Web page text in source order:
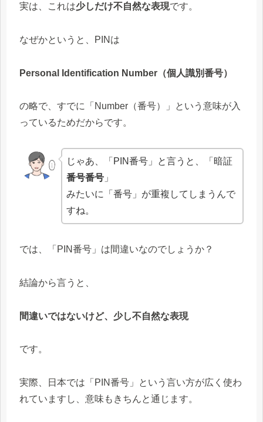
実は、これは少しだけ不自然な表現です。
なぜかというと、PINは
Personal Identification Number（個人識別番号）
の略で、すでに「Number（番号）」という意味が入
っているためだからです。
じゃあ、「PIN番号」と言うと、「暗証
番号番号 」
みたいに「番号」が重複してしまうんで
すね。
では、「PIN番号」は間違いなのでしょうか？
結論から言うと、
間違いではないけど、少し不自然な表現
です。
実際、日本では「PIN番号」という言い方が広く使わ
れていますし、意味もきちんと通じます。